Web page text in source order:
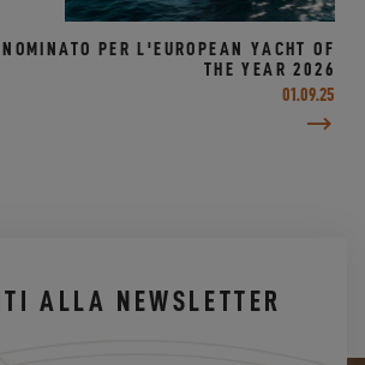
PER L'EUROPEAN YACHT OF
THE YEAR 2026
01.09.25
ALLA NEWSLETTER